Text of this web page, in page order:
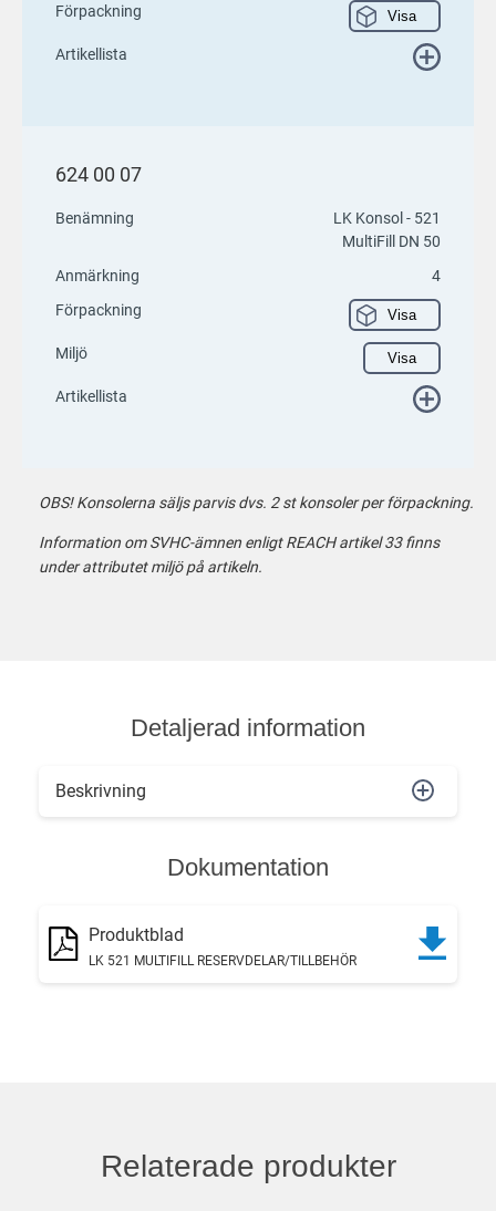
Förpackning Visa
Artikellista
624 00 07
Benämning
LK Konsol - 521
MultiFill DN 50
Anmärkning
4
Förpackning
Visa
Miljö Visa
Artikellista
OBS! Konsolerna säljs parvis dvs. 2 st konsoler per förpackning.
Information om SVHC-ämnen enligt REACH artikel 33 finns
under attributet miljö på artikeln.
Detaljerad information
Beskrivning
Dokumentation
Produktblad
LK 521 MULTIFILL RESERVDELAR/TILLBEHÖR
Relaterade produkter